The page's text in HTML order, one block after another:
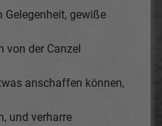
Gelegenheit, gewiße
von der Canzel
anschaffen können,
und verharre